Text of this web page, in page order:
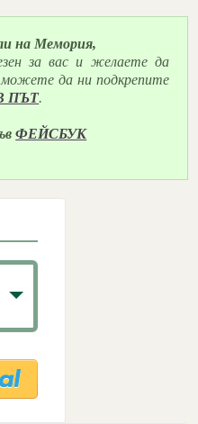
на Мемория,
за вас и желаете да
да ни подкрепите
ПЪТ.
ФЕЙСБУК